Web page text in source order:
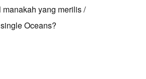
yang merilis /
Oceans?